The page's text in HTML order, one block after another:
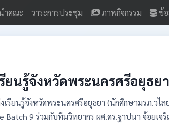
ำคณะ วาระการประชุม ภาพกิจกรรม ข้
นรู้จังหวัดพระนครศรีอยุธยา
ยนรู้จังหวัดพระนครศรีอยุธยา (นักศึกษามรภ.วไ
Batch 9 ร่วมกับทีมวิทยากร ผศ.ดร.ฐาปนา จ้อยเ